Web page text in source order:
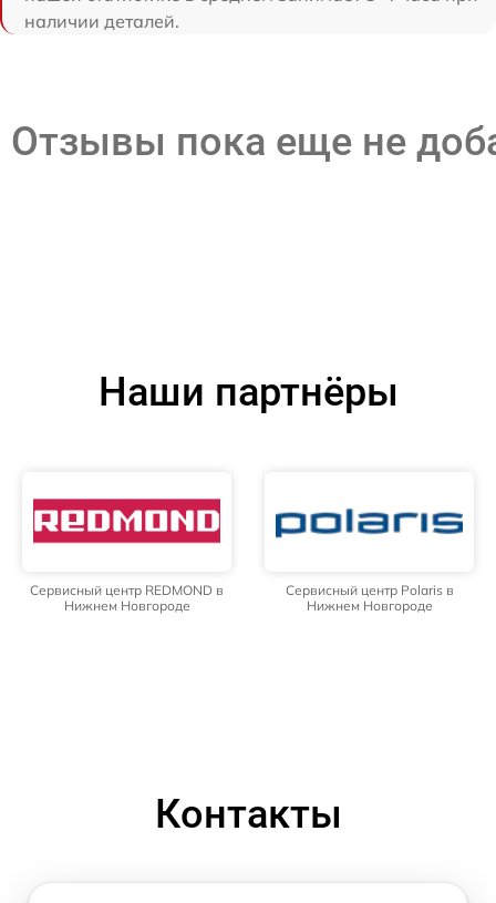
наличии деталей.
Отзывы пока еще не
Наши партнёры
Сервисный центр REDMOND в
Нижнем Новгороде
Сервисный центр Polaris в
Нижнем Новгороде
Контакты